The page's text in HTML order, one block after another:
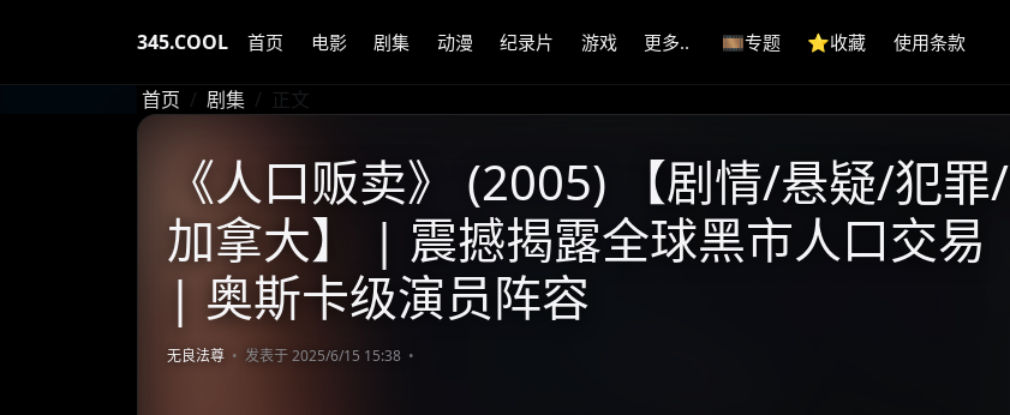
345.COOL 首页 电影 剧集 动漫 纪录片 游戏 更多.. 🎞️专题 ⭐️收藏 使用条款
首页 剧集 正文
《人口贩卖》 (2005) 【剧情/悬疑/犯罪/
加拿大】 | 震撼揭露全球黑市人口交易
| 奥斯卡级演员阵容
无良法尊 发表于 2025/6/15 15:38